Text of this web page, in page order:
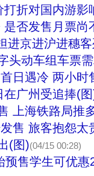
打折对国内游影
否发售月票尚
进京进沪进穗
头动车组车票
日遇冷 两小时
广州受追捧(
上海铁路局推
售 旅客抱怨太
(图)(04/15 00:28)
预售学生可优惠